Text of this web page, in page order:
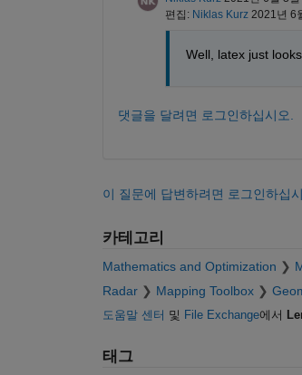
편집: Niklas Kurz 2021년 6
Well, latex just
댓글을 달려면 로그인하십시오.
이 질문에 답변하려면 로그인하십시
카테고리
Mathematics and Optimization
Radar
Mapping Toolbox
도움말 센터 및 File Exchange에서
태그